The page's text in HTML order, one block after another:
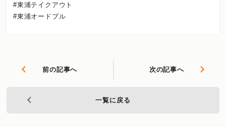
#東浦テイクアウト
#東浦オードブル
前の記事へ 次の記事へ
一覧に戻る